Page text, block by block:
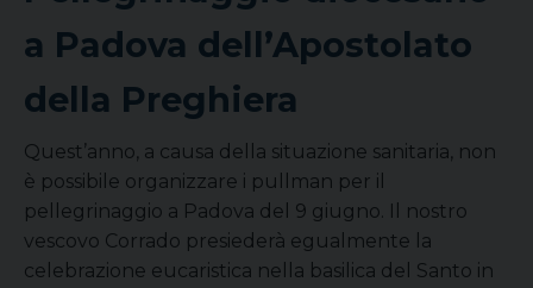
a Padova dell’Apostolato
della Preghiera
Quest’anno, a causa della situazione sanitaria, non
è possibile organizzare i pullman per il
pellegrinaggio a Padova del 9 giugno. Il nostro
vescovo Corrado presiederà egualmente la
celebrazione eucaristica nella basilica del Santo in